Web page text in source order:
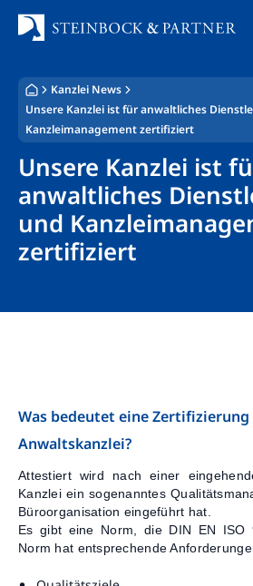
Inhalt
springen
Startseite
Kanzlei
Team
Standorte
Steuerberatung
Kanzlei News
Unsere Kanzlei ist für anwaltliches
Kanzleimanagement zertifiziert
Unsere Kanzlei ist
anwaltliches
und
zertifiziert
Was bedeutet eine
Anwaltskanzlei?
Attestiert wird nach einer
Kanzlei ein sogenanntes
Büroorganisation eingeführt hat.
Es gibt eine Norm, die DIN EN ISO
Norm hat entsprechende